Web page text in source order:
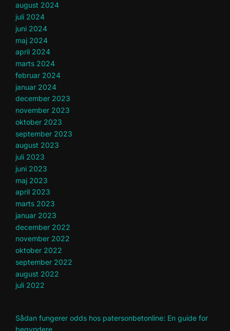
august 2024
juli 2024
juni 2024
maj 2024
april 2024
marts 2024
februar 2024
januar 2024
december 2023
november 2023
oktober 2023
september 2023
august 2023
juli 2023
juni 2023
maj 2023
april 2023
marts 2023
januar 2023
december 2022
november 2022
oktober 2022
september 2022
august 2022
juli 2022
Sådan fungerer odds hos patersonbetonline: En guide for
begyndere